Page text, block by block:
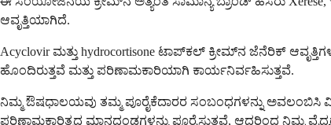
ಆವೃತ್ತಿಯಾಗಿದೆ.
Acyclovir ಮತ್ತು hydrocortisone ಟಾಪ್‌ಕಲ್ ಕ್ರೀಮ್‌ನ ಜೆನೆರಿಕ್
ಹೊಂದಿರುತ್ತವೆ ಮತ್ತು ಪರಿಣಾಮಕಾರಿಯಾಗಿ ಕಾರ್ಯನಿರ್ವಹಿಸುತ್ತವೆ.
ನಿಮ್ಮ ಔಷಧಾಲಯವು ತಮ್ಮ ಪೂರೈಕೆದಾರರ ಸಂಬಂಧಗಳನ್ನು ಅವಲಂಬಿಸಿ
ಪರಿಣಾಮಕಾರಿತ್ವದ ಮಾನದಂಡಗಳನ್ನು ಪೂರೈಸುತ್ತವೆ, ಆದ್ದರಿಂದ ನಿಮ್ಮ